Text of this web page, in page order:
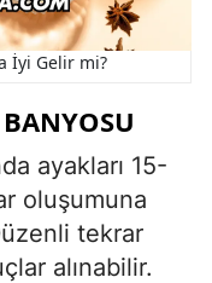
İyi Gelir mi?
ayakları 15-
oluşumuna
tekrar
alınabilir.